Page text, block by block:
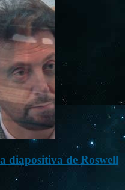
diapositiva de Roswell